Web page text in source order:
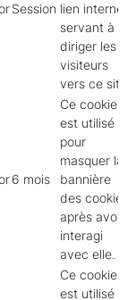
Session lien internet
servant à
diriger les
visiteurs
vers ce site.
6 mois
Ce cookie
est utilisé
pour
masquer la
bannière
des cookies
après avoir
interagi
avec elle.
Ce cookie
est utilisé